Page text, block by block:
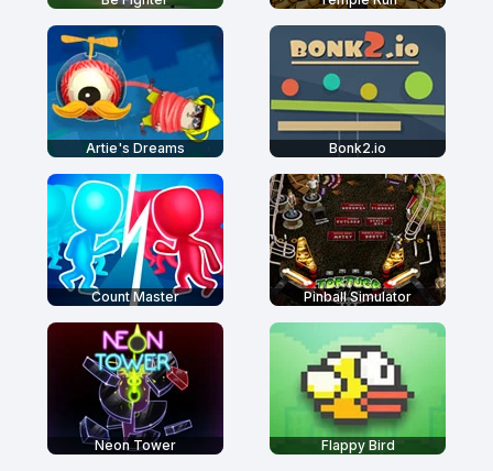
Artie's Dreams Bonk2.io
Count Master Pinball Simulator
Neon Tower Flappy Bird